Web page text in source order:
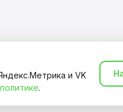
и VK
.